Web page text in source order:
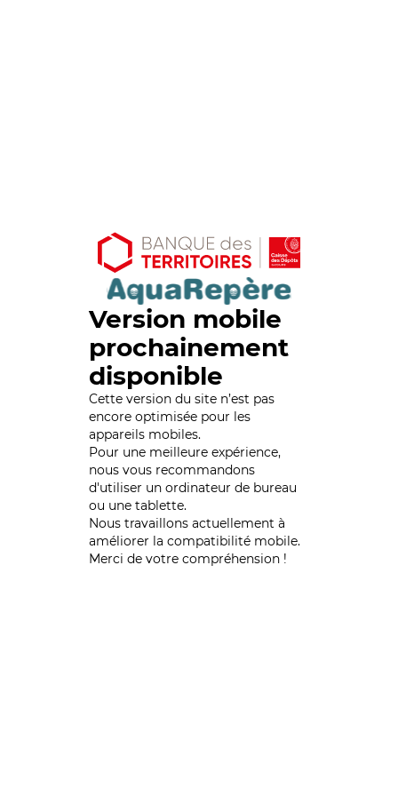
Version mobile
prochainement
disponible
Cette version du site n’est pas
encore optimisée pour les
appareils mobiles.
Pour une meilleure expérience,
nous vous recommandons
d'utiliser un ordinateur de bureau
ou une tablette.
Nous travaillons actuellement à
améliorer la compatibilité mobile.
Merci de votre compréhension !